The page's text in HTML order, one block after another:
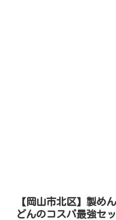
【岡山市北区】製め
どんのコスパ最強セ